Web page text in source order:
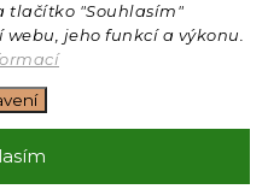
tlačítko "Souhlasím"
jeho funkcí a výkonu.
. Všechna práva vyhrazena.
cookies